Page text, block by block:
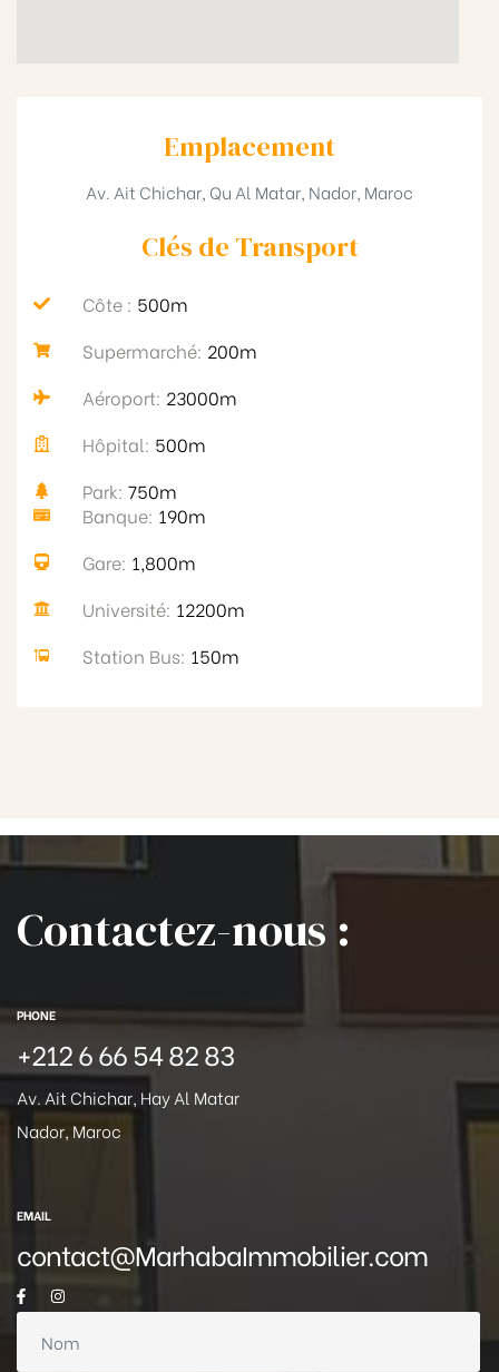
Emplacement
Av. Ait Chichar, Qu Al Matar, Nador, Maroc
Clés de Transport​
Côte : 500m
Supermarché: 200m
Aéroport: 23000m
Hôpital: 500m
Park: 750m
Banque: 190m
Gare: 1,800m
Université: 12200m
Station Bus: 150m
Contactez-nous :
PHONE
+212 6 66 54 82 83
Av. Ait Chichar, Hay Al Matar
Nador, Maroc
EMAIL
contact@MarhabaImmobilier.com